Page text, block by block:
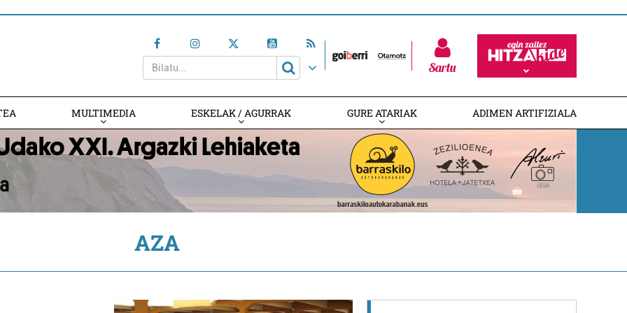
Sartu
MULTIMEDIA ESKELAK / AGURRAK GURE ATARIAK ADIMEN ARTIFIZIALA
AZA